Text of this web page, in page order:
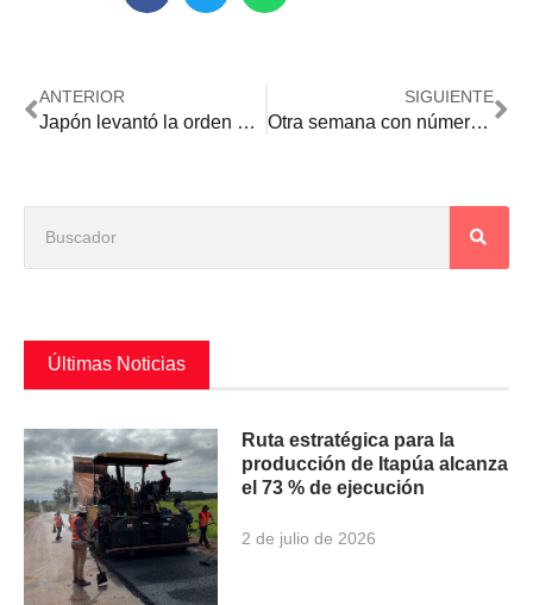
ANTERIOR
Japón levantó la orden de inspección a las cargas de sésamo paraguayo
SIGUIENTE
Otra semana con números en rojo para las cotizaciones de la soja en Chicago
Últimas Noticias
Ruta estratégica para la
producción de Itapúa alcanza
el 73 % de ejecución
2 de julio de 2026